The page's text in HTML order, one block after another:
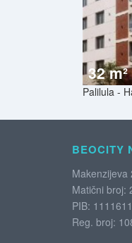
32 m²
Palilula -
BEOCITY
Makenzijeva
Matični broj:
PIB:
Reg. broj: